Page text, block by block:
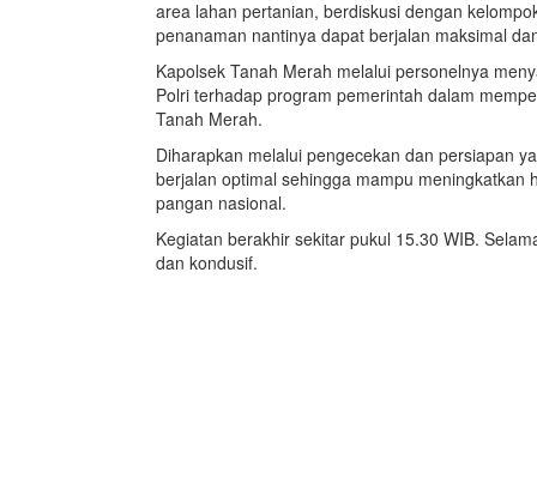
area lahan pertanian, berdiskusi dengan
penanaman nantinya dapat berjalan maksimal
Kapolsek Tanah Merah melalui personelnya
Polri terhadap program pemerintah dalam
Tanah Merah.
Diharapkan melalui pengecekan dan persiapan
berjalan optimal sehingga mampu
pangan nasional.
Kegiatan berakhir sekitar pukul 15.30 WIB.
dan kondusif.